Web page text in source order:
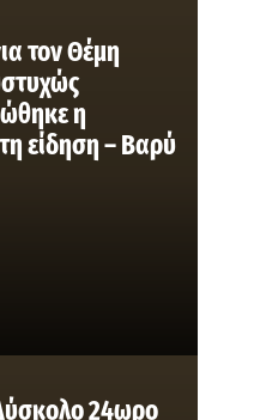
τον Θέμη
η
είδηση – Βαρύ
24ωρο